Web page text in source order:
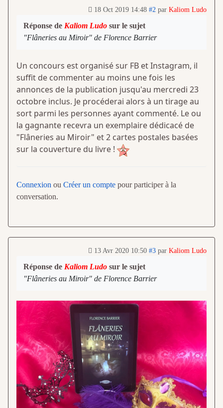
18 Oct 2019 14:48 #2 par Kaliom Ludo
Réponse de Kaliom Ludo sur le sujet
"Flâneries au Miroir" de Florence Barrier
Un concours est organisé sur FB et Instagram, il
suffit de commenter au moins une fois les
annonces de la publication jusqu'au mercredi 23
octobre inclus. Je procéderai alors à un tirage au
sort parmi les personnes ayant commenté. Le ou
la gagnante recevra un exemplaire dédicacé de
"Flâneries au Miroir" et 2 cartes postales basées
sur la couverture du livre !
Connexion ou Créer un compte pour participer à la
conversation.
13 Avr 2020 10:50 #3 par Kaliom Ludo
Réponse de Kaliom Ludo sur le sujet
"Flâneries au Miroir" de Florence Barrier